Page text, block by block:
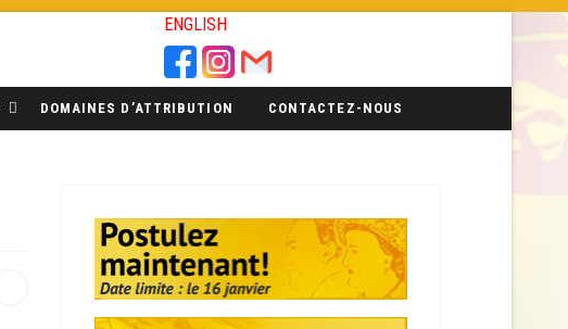
ENGLISH
DOMAINES D’ATTRIBUTION CONTACTEZ-NOUS